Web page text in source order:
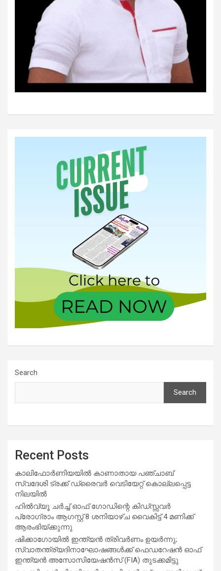
Search
Search
Recent Posts
കാലിഫോർണിയയിൽ കാണാതായ പഞ്ചാബ്
സ്വദേശി ട്രക്ക് ഡ്രൈവർ വെടിയേറ്റ് കൊല്ലപ്പെട്ട
നിലയിൽ
ഹിൽവ്യൂ ചർച്ച് ഓഫ് ഗോഡിന്റെ കിഡ്സ്സവർ
പ്രോഗ്രാം ആഗസ്റ്റ് 8 ശനിയാഴ്ച വൈകിട്ട് 4 മണിക്ക്
ആരംഭിയ്ക്കുന്നു
ഷിക്കാഗോയിൽ ഇന്ത്യൻ ത്രിവർണം ഉയർന്നു;
സ്വാതന്ത്ര്യദിനാഘോഷങ്ങൾക്ക് ഫെഡറേഷൻ ഓഫ്
ഇന്ത്യൻ അസോസിയേഷൻസ് (FIA) തുടക്കമിട്ടു